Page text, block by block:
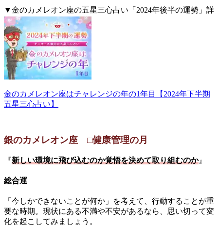
▼金のカメレオン座の五星三心占い「2024年後半の運勢」詳
細はこちら。
金のカメレオン座はチャレンジの年の1年目【2024年下半期
五星三心占い】
銀のカメレオン座 □健康管理の月
『新しい環境に飛び込むのか覚悟を決めて取り組むのか』
総合運
「今しかできないことが何か」を考えて、行動することが重
要な時期。現状にある不満や不安があるなら、思い切って変
化を起こしてみましょう。